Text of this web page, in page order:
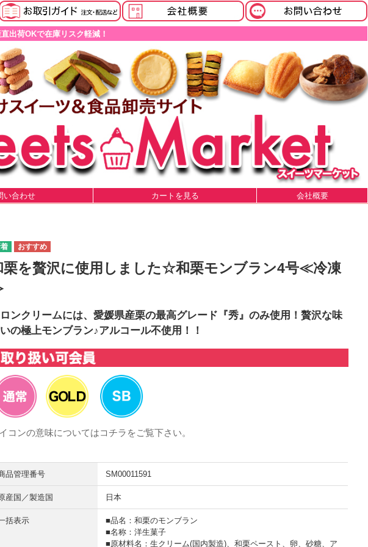
出荷OKで在庫リスク軽減！
い合わせ カートを見る 会社概要
栗を贅沢に使用しました☆和栗モンブラン4号≪冷凍
ンクリームには、愛媛県産栗の最高グレード『秀』のみ使用！贅沢な味
の極上モンブラン♪アルコール不使用！！
コンの意味についてはコチラ をご覧下さい。
品管理番号 SM00011591
産国／製造国 日本
括表示
■品名：和栗のモンブラン
■名称：洋生菓子
■原材料名：生クリーム(国内製造)、和栗ペースト、卵、砂糖、ア